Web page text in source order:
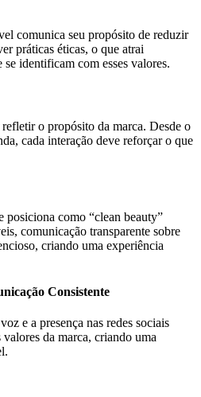
comunica seu propósito de reduzir
práticas éticas, o que atrai
identificam com esses valores.
o propósito da marca. Desde o
cada interação deve reforçar o que
posiciona como “clean beauty”
comunicação transparente sobre
criando uma experiência
Consistente
e a presença nas redes sociais
da marca, criando uma